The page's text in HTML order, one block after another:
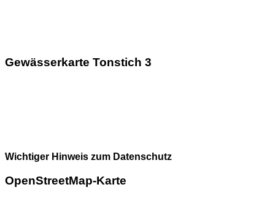
Gewässerkarte Tonstich 3
Wichtiger Hinweis zum Datenschutz
OpenStreetMap-Karte